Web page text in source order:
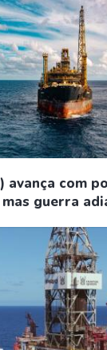
avança com
guerra